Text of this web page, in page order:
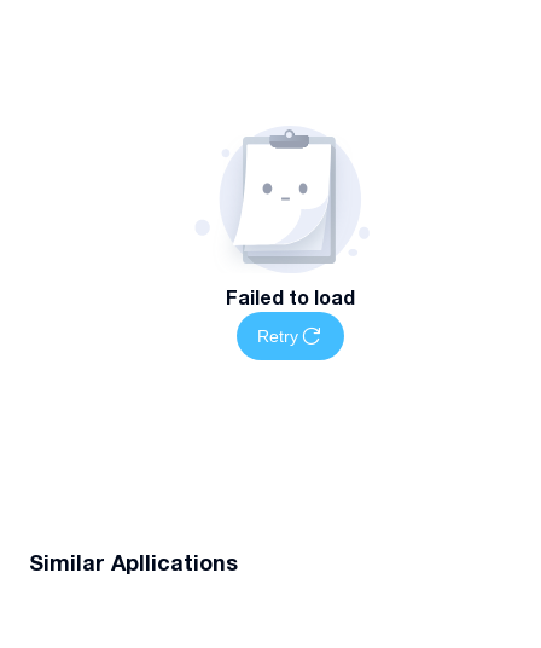
Failed to load
Retry
Similar Apllications